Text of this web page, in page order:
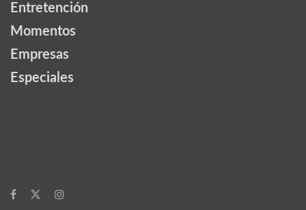
Entretención
Momentos
Empresas
Especiales